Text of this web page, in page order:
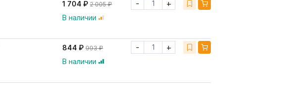
1 704 ₽ 2 005 ₽
В наличии
- +
844 ₽ 993 ₽
В наличии
- +